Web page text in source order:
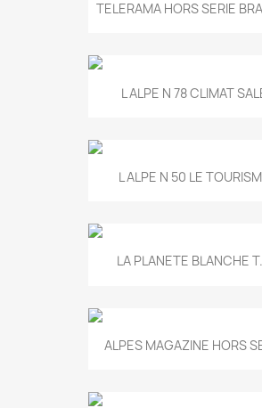
TELERAMA HORS SERIE
L ALPE N 78 CLIMAT
L ALPE N 50 LE
LA PLANETE BLANCHE
ALPES MAGAZINE HORS